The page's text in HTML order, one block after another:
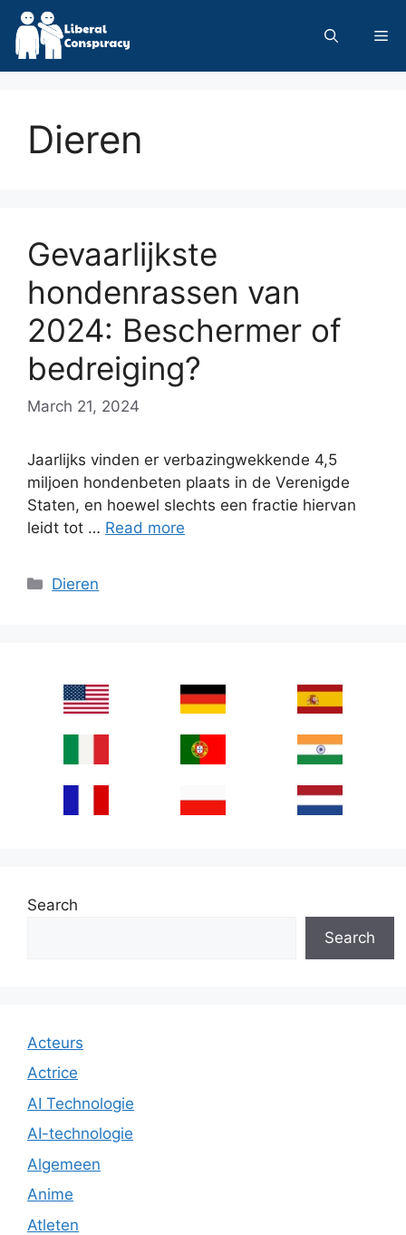
Skip
content
Dieren
Gevaarlijkste
hondenrassen van
2024: Beschermer of
bedreiging?
March 21, 2024
Jaarlijks vinden er verbazingwekkende 4,5
miljoen hondenbeten plaats in de Verenigde
Staten, en hoewel slechts een fractie hiervan
leidt tot … Read more
Categories
Dieren
Search
Search
Acteurs
Actrice
AI Technologie
AI-technologie
Algemeen
Anime
Atleten